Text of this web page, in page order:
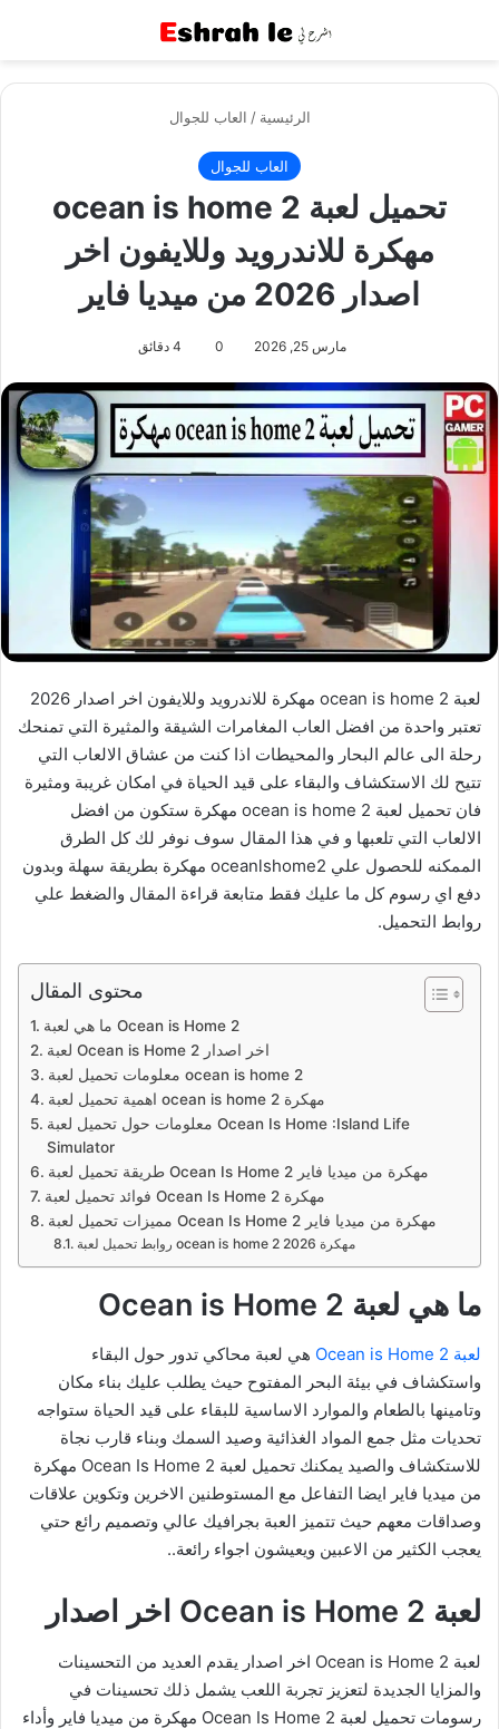
الرئيسية / العاب للجوال
العاب للجوال
تحميل لعبة ocean is home 2
مهكرة للاندرويد وللايفون اخر
اصدار 2026 من ميديا فاير
مارس 25, 2026 0
لعبة ocean is home 2 مهكرة للاندرويد وللايفون اخر اصدار 2026
تعتبر واحدة من افضل العاب المغامرات الشيقة والمثيرة التي تمنحك
رحلة الى عالم البحار والمحيطات اذا كنت من عشاق الالعاب التي
تتيح لك الاستكشاف والبقاء على قيد الحياة في امكان غريبة ومثيرة
فان تحميل لعبة ocean is home 2 مهكرة ستكون من افضل
الالعاب التي تلعبها و في هذا المقال سوف نوفر لك كل الطرق
الممكنه للحصول علي oceanlshome2 مهكرة بطريقة سهلة وبدون
دفع اي رسوم كل ما عليك فقط متابعة قراءة المقال والضغط علي
روابط التحميل.
محتوى المقال
ما هي لعبة Ocean is Home 2
لعبة Ocean is Home 2 اخر اصدار
معلومات تحميل لعبة ocean is home 2
اهمية تحميل لعبة ocean is home 2 مهكرة
معلومات حول تحميل لعبة Ocean Is Home :Island Life
Simulator
طريقة تحميل لعبة Ocean Is Home 2 مهكرة من ميديا فاير
فوائد تحميل لعبة Ocean Is Home 2 مهكرة
مميزات تحميل لعبة Ocean Is Home 2 مهكرة من ميديا فاير
روابط تحميل لعبة ocean is home 2 مهكرة 2026
ما هي لعبة Ocean is Home 2
لعبة Ocean is Home 2
هي لعبة محاكي تدور حول البقاء
واستكشاف في بيئة البحر المفتوح حيث يطلب عليك بناء مكان
وتامينها بالطعام والموارد الاساسية للبقاء على قيد الحياة ستواجه
تحديات مثل جمع المواد الغذائية وصيد السمك وبناء قارب نجاة
للاستكشاف والصيد يمكنك تحميل لعبة Ocean Is Home 2 مهكرة
من ميديا فاير ايضا التفاعل مع المستوطنين الاخرين وتكوين علاقات
وصداقات معهم حيث تتميز العبة بجرافيك عالي وتصميم رائع حتي
يعجب الكثير من الاعبين ويعيشون اجواء رائعة..
لعبة Ocean is Home 2 اخر اصدار
لعبة Ocean is Home 2 اخر اصدار يقدم العديد من التحسينات
والمزايا الجديدة لتعزيز تجربة اللعب يشمل ذلك تحسينات في
رسومات تحميل لعبة Ocean Is Home 2 مهكرة من ميديا فاير وأداء